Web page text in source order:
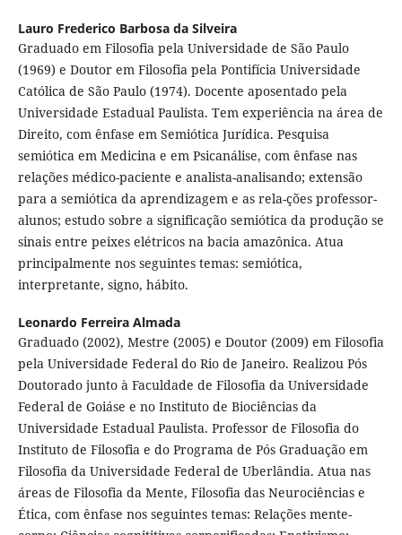
Lauro Frederico Barbosa da Silveira
Graduado em Filosofia pela Universidade de São Paulo
(1969) e Doutor em Filosofia pela Pontifícia Universidade
Católica de São Paulo (1974). Docente aposentado pela
Universidade Estadual Paulista. Tem experiência na área de
Direito, com ênfase em Semiótica Jurídica. Pesquisa
semiótica em Medicina e em Psicanálise, com ênfase nas
relações médico-paciente e analista-analisando; extensão
para a semiótica da aprendizagem e as rela-ções professor-
alunos; estudo sobre a significação semiótica da produção se
sinais entre peixes elétricos na bacia amazônica. Atua
principalmente nos seguintes temas: semiótica,
interpretante, signo, hábito.
Leonardo Ferreira Almada
Graduado (2002), Mestre (2005) e Doutor (2009) em Filosofia
pela Universidade Federal do Rio de Janeiro. Realizou Pós
Doutorado junto à Faculdade de Filosofia da Universidade
Federal de Goiáse e no Instituto de Biociências da
Universidade Estadual Paulista. Professor de Filosofia do
Instituto de Filosofia e do Programa de Pós Graduação em
Filosofia da Universidade Federal de Uberlândia. Atua nas
áreas de Filosofia da Mente, Filosofia das Neurociências e
Ética, com ênfase nos seguintes temas: Relações mente-